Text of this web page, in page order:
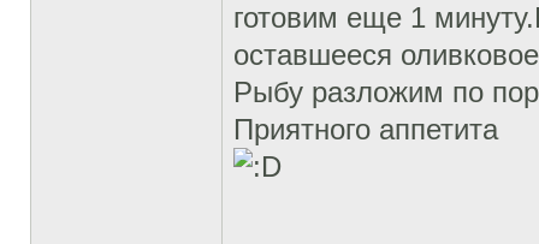
готовим еще 1
оставшееся
Рыбу разложим по
Приятного аппетита